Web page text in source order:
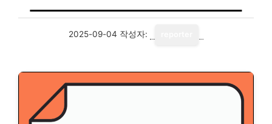
2025-09-04 작성자: